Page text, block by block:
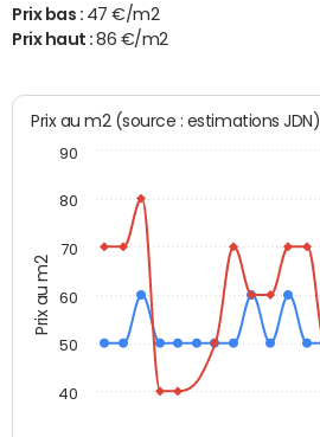
Prix bas : 47 €/m2
Prix haut :86 €/m2
Prix au m2
Prix au m2 (source : estimations JDN)
40
50
60
70
80
90